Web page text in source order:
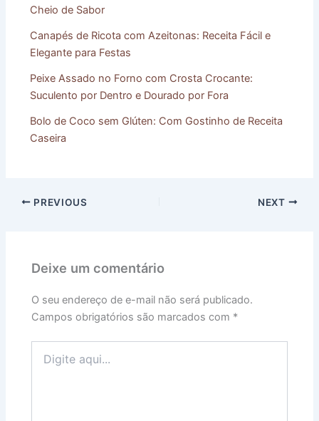
Cheio de Sabor
Canapés de Ricota com Azeitonas: Receita Fácil e
Elegante para Festas
Peixe Assado no Forno com Crosta Crocante:
Suculento por Dentro e Dourado por Fora
Bolo de Coco sem Glúten: Com Gostinho de Receita
Caseira
PREVIOUS NEXT
Deixe um comentário
O seu endereço de e-mail não será publicado.
Campos obrigatórios são marcados com *
aqui...